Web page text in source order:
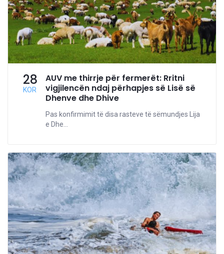
28
KOR
AUV me thirrje për fermerët: Rritni
vigjilencën ndaj përhapjes së Lisë së
Dhenve dhe Dhive
Pas konfirmimit të disa rasteve të sëmundjes Lija
e Dhe...